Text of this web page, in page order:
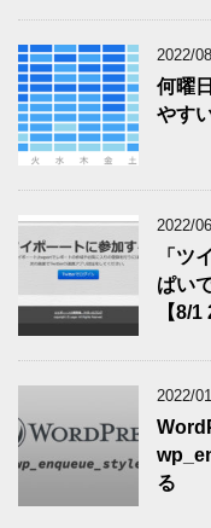
2022/
何曜
やす
2022/
「ツ
ぱい
【8/
2022/
る